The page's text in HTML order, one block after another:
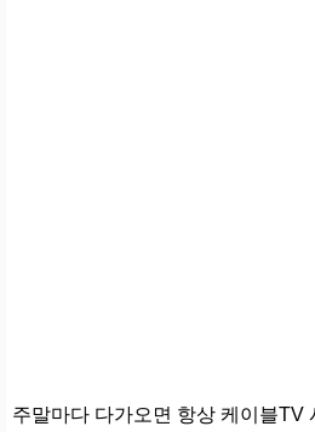
주말마다 다가오면 항상 케이블TV